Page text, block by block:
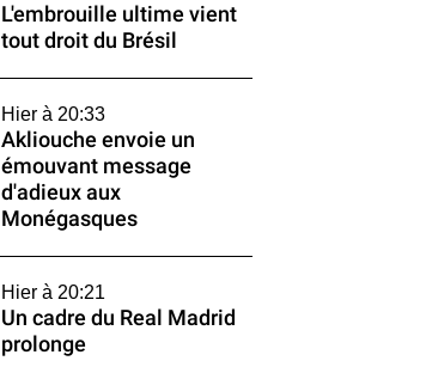
L'embrouille ultime vient
tout droit du Brésil
Hier à 20:33
Akliouche envoie un
émouvant message
d'adieux aux
Monégasques
Hier à 20:21
Un cadre du Real Madrid
prolonge